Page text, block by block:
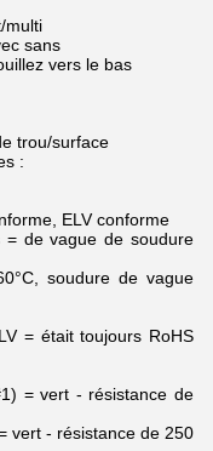
multi
sans
vers le bas
trou/surface
:
ELV conforme
de vague de soudure
soudure de vague
= était toujours RoHS
= vert - résistance de
vert - résistance de 250